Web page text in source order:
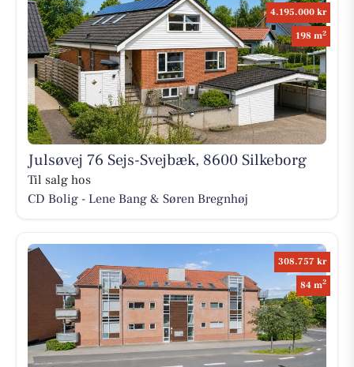
4.195.000 kr
198 m2
Julsøvej 76 Sejs-Svejbæk, 8600 Silkeborg
Til salg hos
CD Bolig - Lene Bang & Søren Bregnhøj
308.757 kr
84 m2